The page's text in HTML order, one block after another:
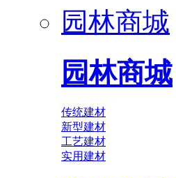
园林商城
园林商城
传统建材
新型建材
工艺建材
实用建材